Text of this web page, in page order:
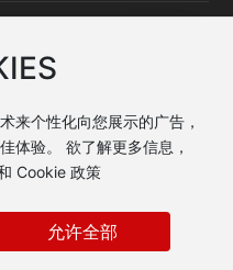
来个性化向您展示的广告，
体验。 欲了解更多信息，
Cookie 政策
允许全部
司